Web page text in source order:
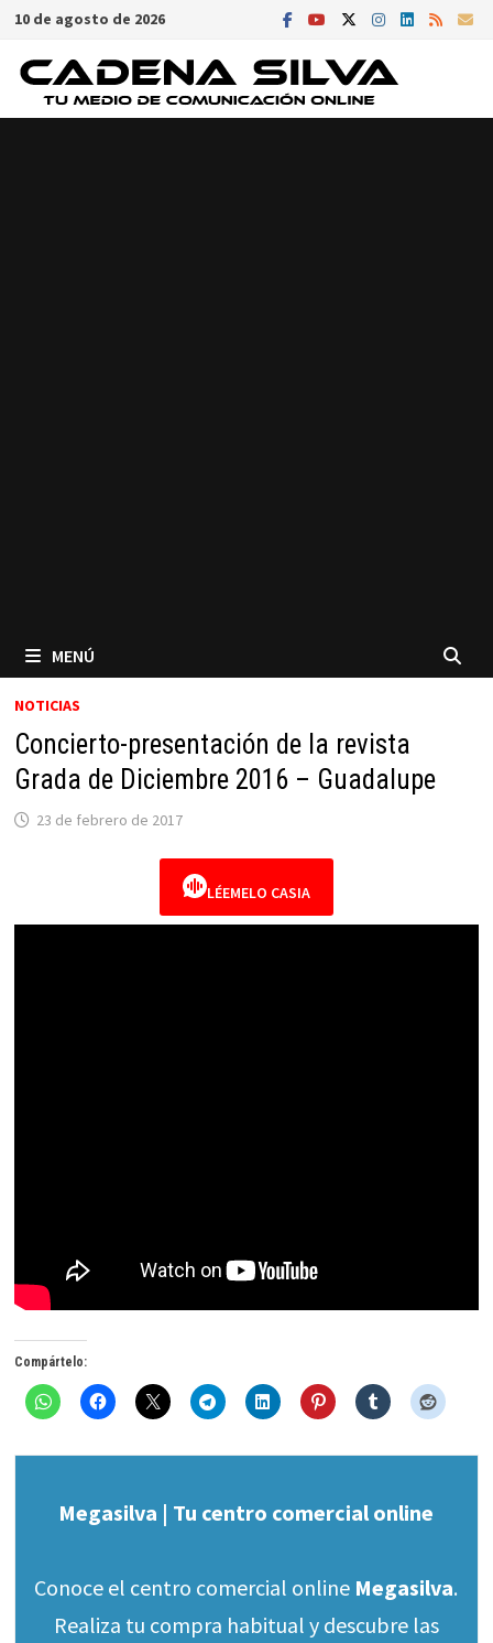
Saltar
contenido
10 de agosto de 2026
MENÚ
NOTICIAS
Concierto-presentación de la revista
Grada de Diciembre 2016 – Guadalupe
23 de febrero de 2017
LÉEMELO CASIA
Compártelo:
Megasilva | Tu centro comercial online
Conoce el centro comercial online Megasilva.
Realiza tu compra habitual y descubre las